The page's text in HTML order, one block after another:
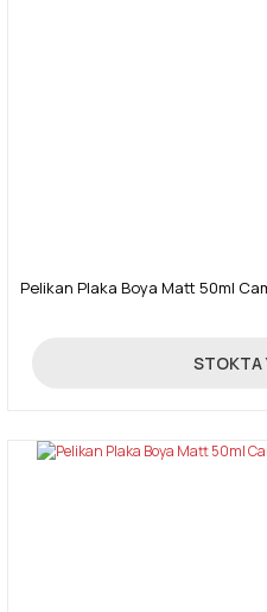
Pelikan Plaka Boya Matt 50ml
89,00
STOKTA